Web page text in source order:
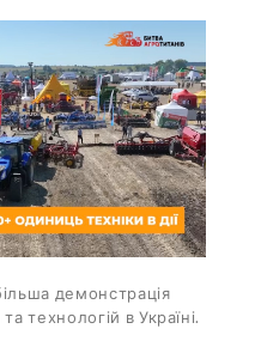
демонстрація
технологій в Україні.